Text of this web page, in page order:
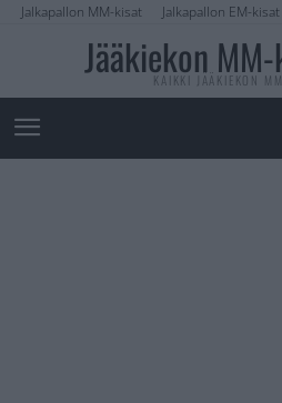
Jalkapallon MM-kisat Jalkapallon EM-kisat
Jääkiekon
KAIKKI JÄÄKIEKON